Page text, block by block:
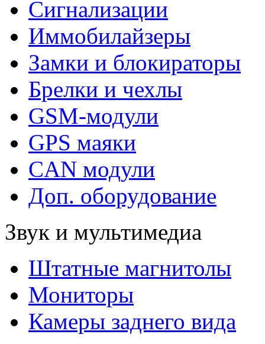
Сигнализации
Иммобилайзеры
Замки и блокираторы
Брелки и чехлы
GSM-модули
GPS маяки
CAN модули
Доп. оборудование
Звук и мультимедиа
Штатные магнитолы
Мониторы
Камеры заднего вида